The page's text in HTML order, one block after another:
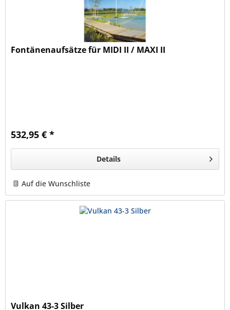
Fontänenaufsätze für MIDI II / MAXI II
532,95 € *
Details
Auf die Wunschliste
Vulkan 43-3 Silber